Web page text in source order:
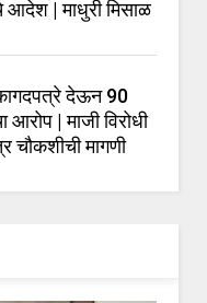
आदेश | माधुरी मिसाळ
देऊन 90
आरोप | माजी विरोधी
मागणी